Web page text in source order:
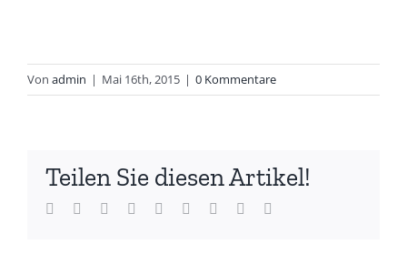
Von admin | Mai 16th, 2015 | 0 Kommentare
Teilen Sie diesen Artikel!
Facebook
TwitterLinkedIn
Reddit Whatsapp
TumblrPinterest